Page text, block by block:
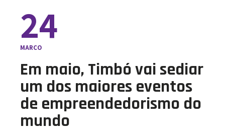
24
MARÇO
Em maio, Timbó vai sediar
um dos maiores eventos
de empreendedorismo do
mundo